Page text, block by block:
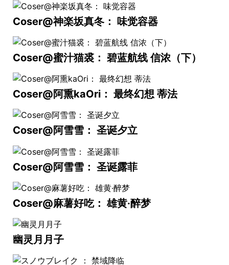
Coser@神楽坂真冬： 味觉容器
Coser@蜜汁猫裘： 碧蓝航线 信浓（下）
Coser@阿熏kaOri： 最终幻想 蒂法
Coser@阿雪雪： 圣诞夕立
Coser@阿雪雪： 圣诞露菲
Coser@麻薯好吃： 雄黄·醉梦
幽灵月月子